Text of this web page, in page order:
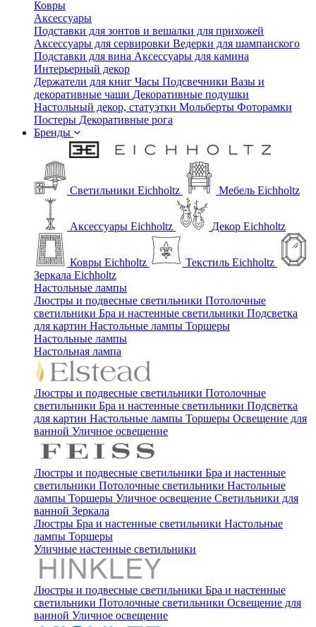
Ковры
Аксессуары
Подставки для зонтов и вешалки для прихожей
Аксессуары для сервировки Ведерки для шампанского
Подставки для вина Аксессуары для камина
Интерьерный декор
Держатели для книг Часы Подсвечники Вазы и
декоративные чаши Декоративные подушки
Настольный декор, статуэтки Мольберты Фоторамки
Постеры Декоративные рога
Бренды
Светильники Eichholtz Мебель Eichholtz
Аксессуары Eichholtz Декор Eichholtz
Ковры Eichholtz
Текстиль Eichholtz
Зеркала Eichholtz
Настольные лампы
Люстры и подвесные светильники Потолочные
светильники Бра и настенные светильники Подсветка
для картин Настольные лампы Торшеры
Настольные лампы
Настольная лампа
Люстры и подвесные светильники Потолочные
светильники Бра и настенные светильники Подсветка
для картин Настольные лампы Торшеры Освещение для
ванной Уличное освещение
Люстры и подвесные светильники Бра и настенные
светильники Потолочные светильники Настольные
лампы Торшеры Уличное освещение Светильники для
ванной Зеркала
Люстры Бра и настенные светильники Настольные
лампы Торшеры
Уличные настенные светильники
Люстры и подвесные светильники Бра и настенные
светильники Потолочные светильники Освещение для
ванной Уличное освещение